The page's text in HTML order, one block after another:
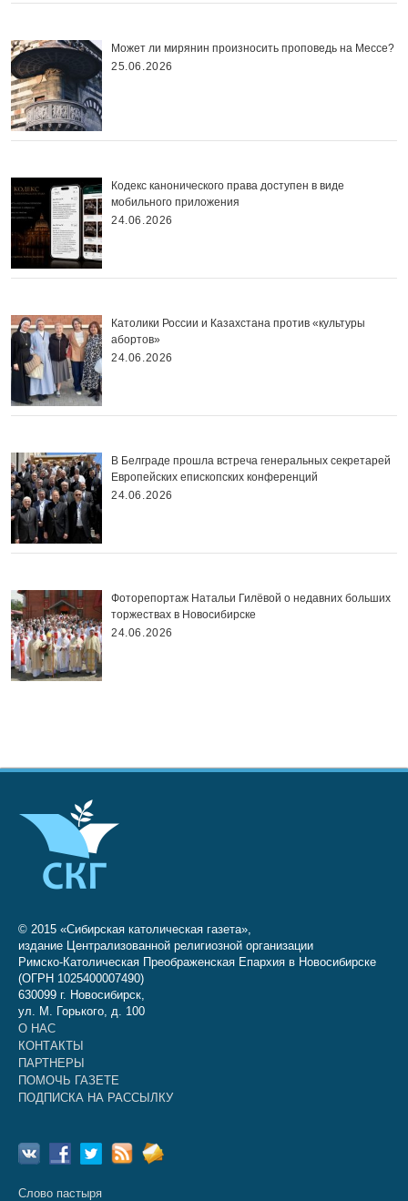
Может ли мирянин произносить проповедь на Мессе?
25.06.2026
Кодекс канонического права доступен в виде
мобильного приложения
24.06.2026
Католики России и Казахстана против «культуры
абортов»
24.06.2026
В Белграде прошла встреча генеральных секретарей
Европейских епископских конференций
24.06.2026
Фоторепортаж Натальи Гилёвой о недавних больших
торжествах в Новосибирске
24.06.2026
© 2015 «Сибирская католическая газета»,
издание Централизованной религиозной организации
Римско-Католическая Преображенская Епархия в Новосибирске
(ОГРН 1025400007490)
630099 г. Новосибирск,
ул. М. Горького, д. 100
О НАС
КОНТАКТЫ
ПАРТНЕРЫ
ПОМОЧЬ ГАЗЕТЕ
ПОДПИСКА НА РАССЫЛКУ
Слово пастыря